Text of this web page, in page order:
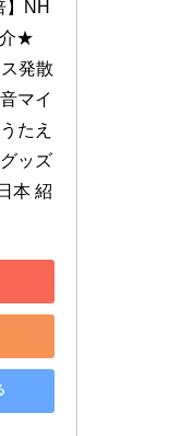
】NH
介★
発散
マイ
たえ
ッズ
本 紹